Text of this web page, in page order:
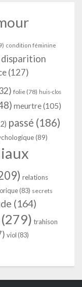
condition féminine
disparition
(127)
folie (78) huis-clos
meurtre(105)
passé (186)
(89)
relations
(83) secrets
(164)
(279) trahison
viol (83)